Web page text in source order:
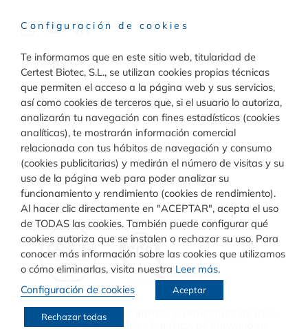
Raw Materials
Toggle
Navigation
Materiales para inmunodiagnóstico
Materiales para diagnóstico molecular
Diagnóstico
Toggle
Navigation
Rapid Test
Turbilatex
Calidad
© COPYRIGHT CERTEST BIOTEC.
POLÍTICA DE COOKIES
Configuración de cookies
Te informamos que en este sitio web, titularidad de
Certest Biotec, S.L., se utilizan cookies propias técnicas
que permiten el acceso a la página web y sus servicios,
así como cookies de terceros que, si el usuario lo autoriza,
analizarán tu navegación con fines estadísticos (cookies
analíticas), te mostrarán información comercial
relacionada con tus hábitos de navegación y consumo
(cookies publicitarias) y medirán el número de visitas y su
uso de la página web para poder analizar su
funcionamiento y rendimiento (cookies de rendimiento).
Al hacer clic directamente en "ACEPTAR", acepta el uso
de TODAS las cookies. También puede configurar qué
cookies autoriza que se instalen o rechazar su uso. Para
conocer más información sobre las cookies que utilizamos
o cómo eliminarlas, visita nuestra Leer más.
Configuración de cookies
Aceptar
Rechazar todas